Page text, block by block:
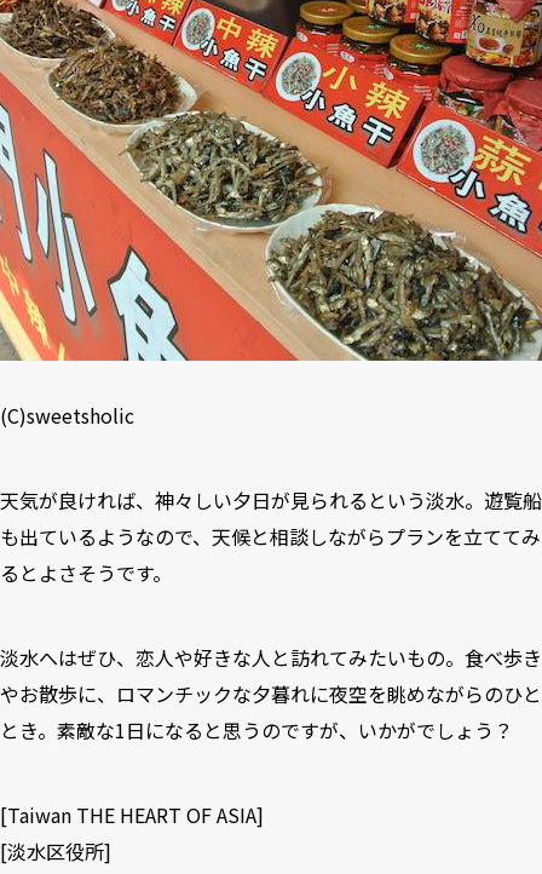
(C)sweetsholic
天気が良ければ、神々しい夕日が見られるという淡水。遊覧船
も出ているようなので、天候と相談しながらプランを立ててみ
るとよさそうです。
淡水へはぜひ、恋人や好きな人と訪れてみたいもの。食べ歩き
やお散歩に、ロマンチックな夕暮れに夜空を眺めながらのひと
とき。素敵な1日になると思うのですが、いかがでしょう？
[Taiwan THE HEART OF ASIA]
[淡水区役所]